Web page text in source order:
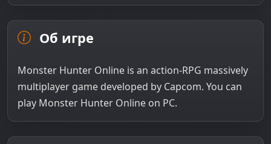
Об игре
Monster Hunter Online is an action-RPG massively
multiplayer game developed by Capcom. You can
play Monster Hunter Online on PC.